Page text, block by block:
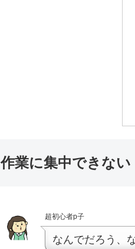
作業に集中できない
超初心者p子
なんでだろう、